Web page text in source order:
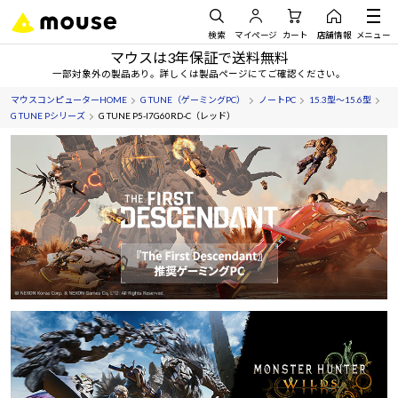
検索 マイページ カート 店舗情報 メニュー
マウスは3年保証で送料無料
一部対象外の製品あり。詳しくは製品ページにてご確認ください。
マウスコンピューターHOME G TUNE（ゲーミングPC） ノートPC
15.3型～15.6型
G TUNE Pシリーズ
G TUNE P5-I7G60RD-C（レッド）